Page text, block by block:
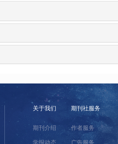
关于我们
期刊介绍
学报动态
期刊社服务
作者服务
广告服务